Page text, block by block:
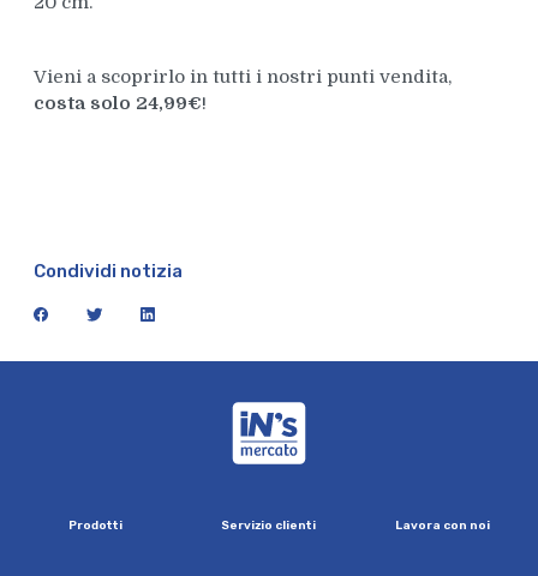
Vieni a scoprirlo in tutti i nostri punti vendita,
costa solo 24,99€!
Condividi notizia
facebook twitter linkedin
Prodotti Servizio clienti Lavora con noi